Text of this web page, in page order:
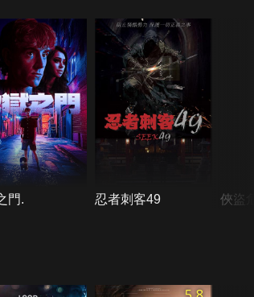
門. 忍者刺客49 俠盜